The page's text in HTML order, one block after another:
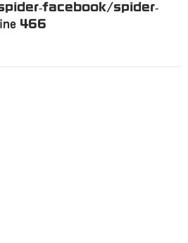
facebook/spider-
466